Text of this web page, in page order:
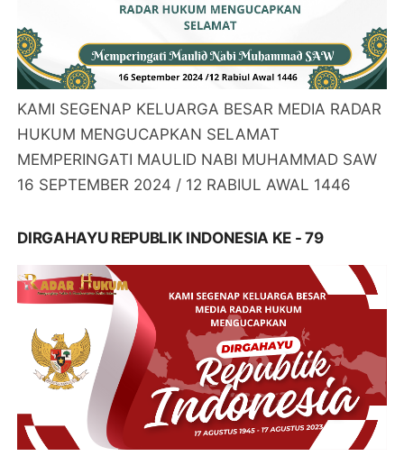
KAMI SEGENAP KELUARGA BESAR MEDIA RADAR
HUKUM MENGUCAPKAN SELAMAT
MEMPERINGATI MAULID NABI MUHAMMAD SAW
16 SEPTEMBER 2024 / 12 RABIUL AWAL 1446
DIRGAHAYU REPUBLIK INDONESIA KE - 79